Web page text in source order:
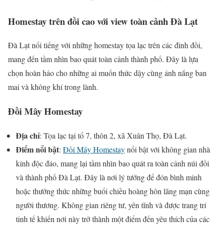
Homestay trên đồi cao với view toàn cảnh Đà Lạt
Đà Lạt nổi tiếng với những homestay tọa lạc trên các đỉnh đồi,
mang đến tầm nhìn bao quát toàn cảnh thành phố. Đây là lựa
chọn hoàn hảo cho những ai muốn thức dậy cùng ánh nắng ban
mai và không khí trong lành.
Đồi Mây Homestay
Địa chỉ: Tọa lạc tại tổ 7, thôn 2, xã Xuân Thọ, Đà Lạt.
Điểm nổi bật: Đồi Mây Homestaynổi bật với không gian nhà
kính độc đáo, mang lại tầm nhìn bao quát ra toàn cảnh núi đồi
và thành phố Đà Lạt. Đây là nơi lý tưởng để đón bình minh
hoặc thưởng thức những buổi chiều hoàng hôn lãng mạn cùng
người thương. Không gian riêng tư, yên tĩnh và được trang trí
tinh tế khiến nơi này trở thành một điểm đến yêu thích của các